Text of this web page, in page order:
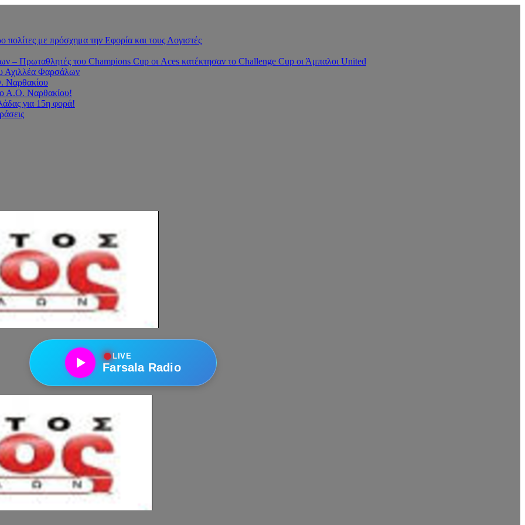
με πρόσχημα την Εφορία και τους Λογιστές
Πρωταθλητές του Champions Cup οι Aces κατέκτησαν το Challenge Cup οι Άμπαλοι United
Αχιλλέα Φαρσάλων
Ναρθακίου
ο Α.Ο. Ναρθακίου!
για 15η φορά!
●LIVE
Farsala Radio